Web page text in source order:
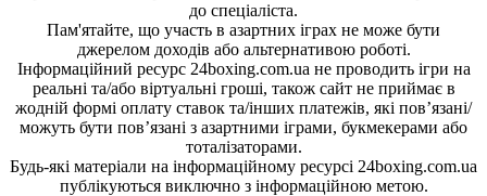
до спеціаліста.
Пам'ятайте, що участь в азартних іграх не може бути
джерелом доходів або альтернативою роботі.
Інформаційний ресурс 24boxing.com.ua не проводить ігри на
реальні та/або віртуальні гроші, також сайт не приймає в
жодній формі оплату ставок та/інших платежів, які пов’язані/
можуть бути пов’язані з азартними іграми, букмекерами або
тоталізаторами.
Будь-які матеріали на інформаційному ресурсі 24boxing.com.ua
публікуються виключно з інформаційною метою.